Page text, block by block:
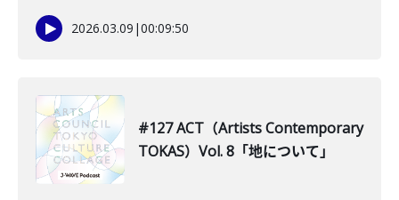
2026.03.09 |00:09:50
#127 ACT（Artists Contemporary
TOKAS）Vol. 8「地について」